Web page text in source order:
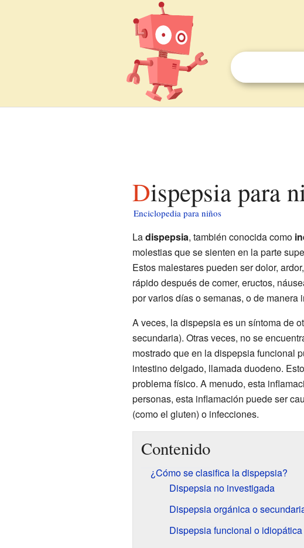
Dispepsia para
Enciclopedia para niños
Ladispepsia, también conocida como
molestias que se sienten en la parte
Estos malestares pueden ser dolor,
rápido después de comer, eructos,
por varios días o semanas, o de manera
A veces, la dispepsia es un síntoma de
secundaria). Otras veces, no se
mostrado que en la dispepsia funcional
intestino delgado, llamada duodeno.
problema físico. A menudo, esta
personas, esta inflamación puede ser
(como el gluten) o infecciones.
Contenido
¿Cómo se clasifica la dispepsia?
Dispepsia no investigada
Dispepsia orgánica o
Dispepsia funcional o idiopática